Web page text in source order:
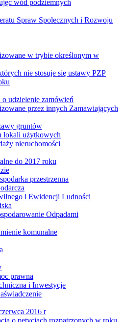
wód podziemnych
Spraw Spolecznych i Rozwoju
w trybie określonym w
nie stosuje się ustawy PZP
o udzielenie zamówień
przez innych Zamawiających
gruntów
lokali użytkowych
nieruchomości
do 2017 roku
przestrzenna
i Ewidencji Ludności
Odpadami
komunalne
prawna
i Inwestycje
2016 r
o petycjach rozpatrzonych w roku